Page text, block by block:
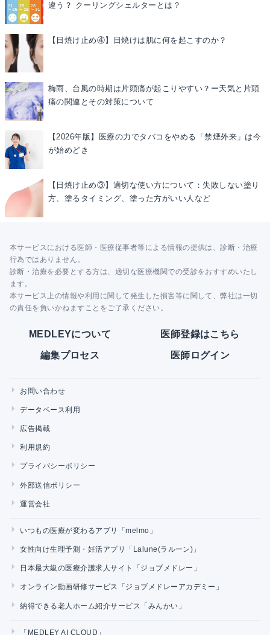
違う？ クーリングシェルターとは？
【日焼け止め④】日焼けは肌に何を起こすのか？
梅雨、台風の時期は片頭痛が起こりやすい？ー天気と片頭
痛の関連とその対策について
【2026年版】医療の力でタバコをやめる「禁煙外来」は今
が始めどき
【日焼け止め③】適切な使い方について：失敗しない塗り
方、塗るタイミング、塗った方がいい人など
本サービスにおける医師・医療従事者等による情報の提供は、診断・治療
行為ではありません。
診断・治療を必要とする方は、適切な医療機関での受診をおすすめいたし
ます。
本サービス上の情報や利用に関して発生した損害等に関して、弊社は一切
の責任を負いかねますことをご了承ください。
MEDLEYについて 医師登録はこちら
編集プロセス 医師ログイン
お問い合わせ
データベース利用
広告掲載
利用規約
プライバシーポリシー
外部送信ポリシー
運営会社
いつもの医療が変わるアプリ「melmo」
女性向け生理予測・妊活アプリ「Lalune(ラルーン)」
日本最大級の医療介護求人サイト「ジョブメドレー」
オンライン動画研修サービス「ジョブメドレーアカデミー」
納得できる老人ホーム紹介サービス「みんかい」
「MEDLEY AI CLOUD」